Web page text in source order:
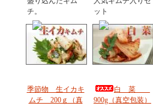
チ。
ット
季節物 生イカキ
ムチ 200ｇ（真
白 菜
900g（真空包装）